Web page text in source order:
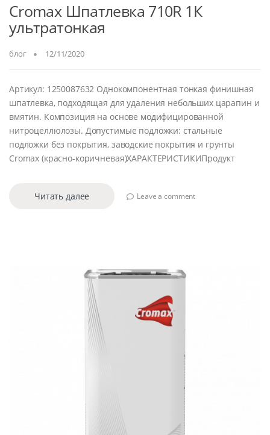
Cromax Шпатлевка 710R 1К
ультратонкая
блог 12/11/2020
Артикул: 1250087632 Однокомпонентная тонкая финишная
шпатлевка, подходящая для удаления небольших царапин и
вмятин. Композиция на основе модифицированной
нитроцеллюлозы. Допустимые подложки: стальные
подложки без покрытия, заводские покрытия и грунты
Cromax (красно-коричневая)ХАРАКТЕРИСТИКИПродукт
Читать далее Leave a comment